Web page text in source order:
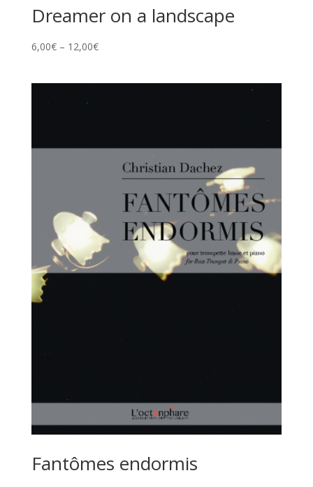
Dreamer on a landscape
6,00€– 12,00€
Fantômes endormis